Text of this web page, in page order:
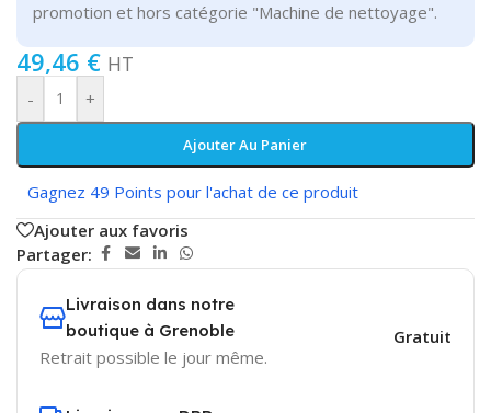
promotion et hors catégorie "Machine de nettoyage".
49,46 € HT
- +
Ajouter Au Panier
Gagnez 49 Points pour l'achat de ce produit
Ajouter aux favoris
Partager:
Livraison dans notre
boutique à Grenoble
Retrait possible le jour même.
Gratuit